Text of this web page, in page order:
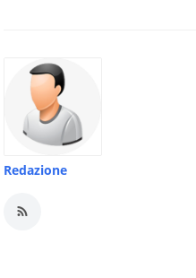
Redazione